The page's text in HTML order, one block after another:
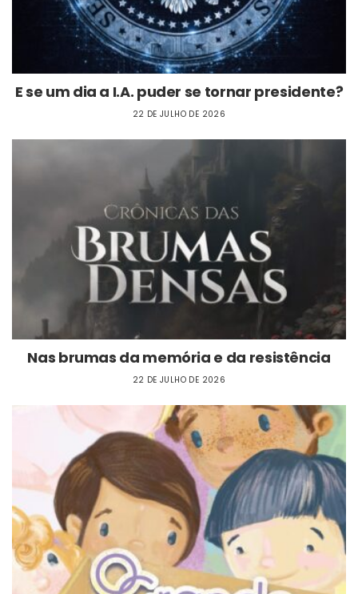
E se um dia a I.A. puder se tornar presidente?
22 DE JULHO DE 2026
Nas brumas da memória e da resistência
22 DE JULHO DE 2026